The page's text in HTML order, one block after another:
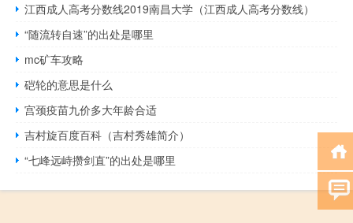
江西成人高考分数线2019南昌大学（江西成人高考分数线）
“随流转自速”的出处是哪里
mc矿车攻略
硙轮的意思是什么
宫颈疫苗九价多大年龄合适
吉村旋百度百科（吉村秀雄简介）
“七峰远峙攒剑直”的出处是哪里